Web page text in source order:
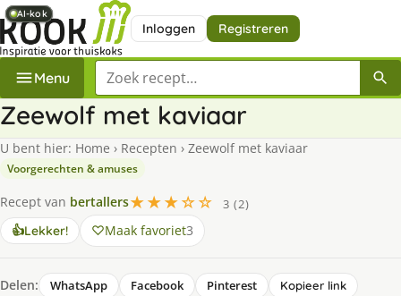
Inloggen Registreren
Menu Zoek een recept
Zeewolf met kaviaar
U bent hier: Home › Recepten › Zeewolf met kaviaar
Voorgerechten & amuses
Recept van bertallers★★★☆☆
3 (2)
👍Lekker! Maak favoriet3
Delen: WhatsApp Facebook Pinterest
Kopieer link
AI-kok
AI-kok
AI-kok
AI-kok